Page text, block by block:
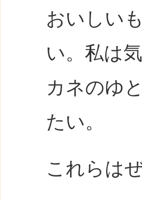
おいしい
い。私は
カネのゆ
たい。
これらは